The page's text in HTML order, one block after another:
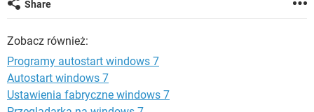
Share
Zobacz również:
Programy autostart windows 7
Autostart windows 7
Ustawienia fabryczne windows 7